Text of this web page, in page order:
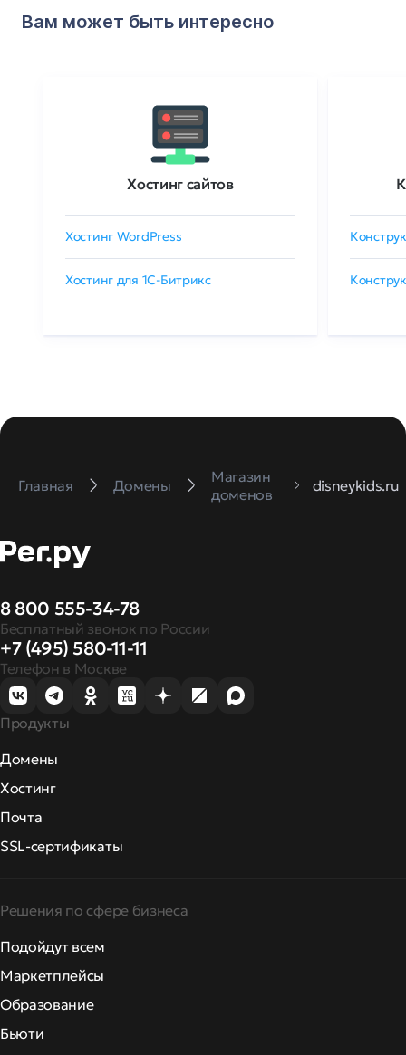
Вам может быть интересно
Хостинг сайтов
Хостинг WordPress
Хостинг для 1C-Битрикс
Главная Домены
Магазин
доменов
disneykids.ru
8 800 555-34-78
Бесплатный звонок по России
+7 (495) 580-11-11
Телефон в Москве
Продукты
Домены
Хостинг
Почта
SSL-сертификаты
Решения по сфере бизнеса
Подойдут всем
Маркетплейсы
Образование
Бьюти